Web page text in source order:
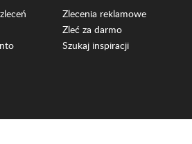
Zlecenia reklamowe
Zleć za darmo
Szukaj inspiracji